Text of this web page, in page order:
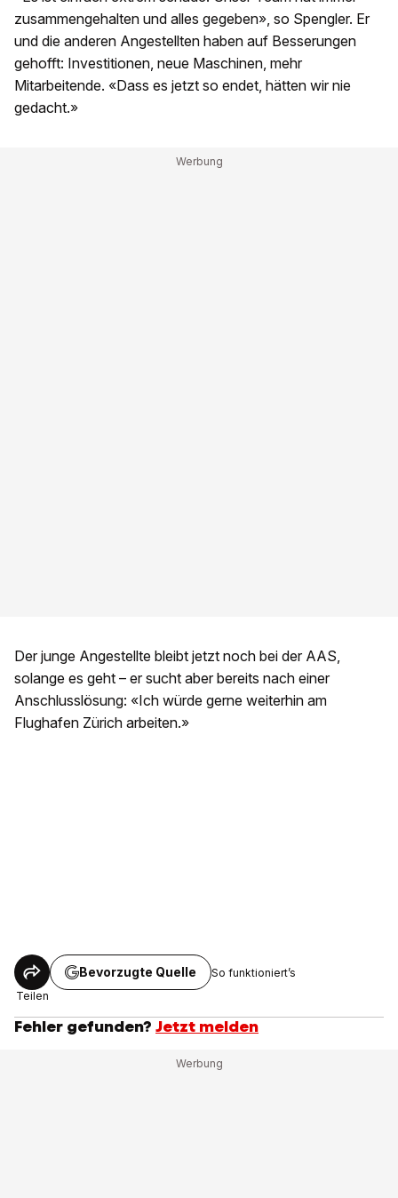
zusammengehalten und alles gegeben», so Spengler. Er
und die anderen Angestellten haben auf Besserungen
gehofft: Investitionen, neue Maschinen, mehr
Mitarbeitende. «Dass es jetzt so endet, hätten wir nie
gedacht.»
Der junge Angestellte bleibt jetzt noch bei der AAS,
solange es geht – er sucht aber bereits nach einer
Anschlusslösung: «Ich würde gerne weiterhin am
Flughafen Zürich arbeiten.»
Teilen
Bevorzugte Quelle So funktioniert’s
Fehler gefunden? Jetzt melden